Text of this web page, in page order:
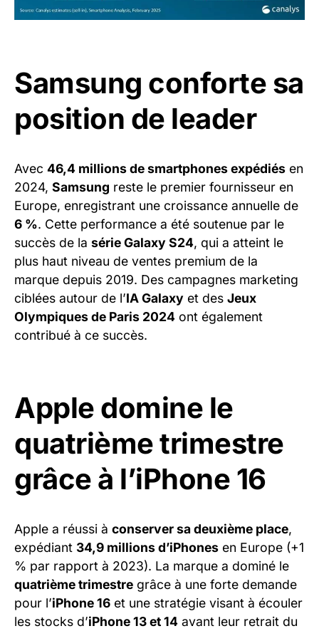
Samsung conforte sa
position de leader
Avec 46,4 millions de smartphones expédiés en
2024, Samsung reste le premier fournisseur en
Europe, enregistrant une croissance annuelle de
6 %. Cette performance a été soutenue par le
succès de la série Galaxy S24, qui a atteint le
plus haut niveau de ventes premium de la
marque depuis 2019. Des campagnes marketing
ciblées autour de l’IA Galaxy et des Jeux
Olympiques de Paris 2024 ont également
contribué à ce succès.
Apple domine le
quatrième trimestre
grâce à l’iPhone 16
Apple a réussi à conserver sa deuxième place,
expédiant 34,9 millions d’iPhones en Europe (+1
% par rapport à 2023). La marque a dominé le
quatrième trimestre grâce à une forte demande
pour l’iPhone 16 et une stratégie visant à écouler
les stocks d’iPhone 13 et 14 avant leur retrait du